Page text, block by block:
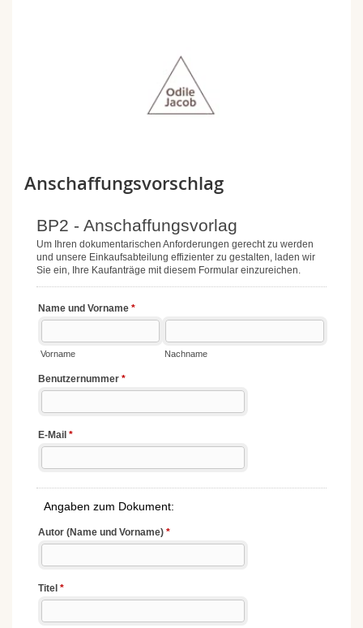
Anschaffungsvorschlag